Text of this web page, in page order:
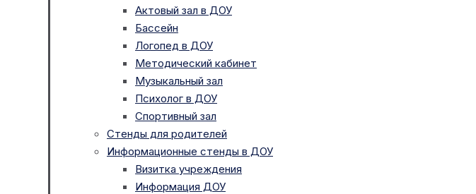
Актовый зал в ДОУ
Бассейн
Логопед в ДОУ
Методический кабинет
Музыкальный зал
Психолог в ДОУ
Спортивный зал
Стенды для родителей
Информационные стенды в ДОУ
Визитка учреждения
Информация ДОУ